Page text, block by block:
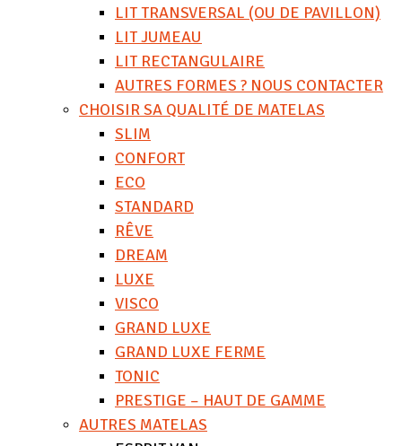
LIT TRANSVERSAL (OU DE PAVILLON)
LIT JUMEAU
LIT RECTANGULAIRE
AUTRES FORMES ? NOUS CONTACTER
CHOISIR SA QUALITÉ DE MATELAS
SLIM
CONFORT
ECO
STANDARD
RÊVE
DREAM
LUXE
VISCO
GRAND LUXE
GRAND LUXE FERME
TONIC
PRESTIGE – HAUT DE GAMME
AUTRES MATELAS